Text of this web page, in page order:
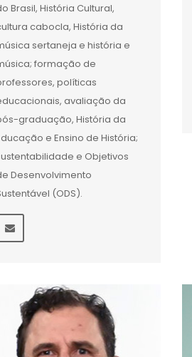
Brasil, História Cultural,
cabocla, História da
sertaneja e história e
formação de
políticas
avaliação da
graduação, História da
e Ensino de História;
e Objetivos
Desenvolvimento
(ODS).